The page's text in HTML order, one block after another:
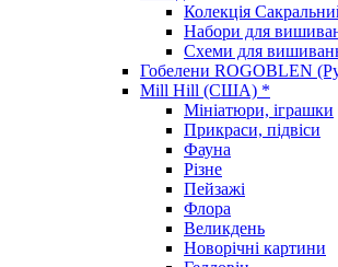
Колекція
Набори для
Схеми для
Гобелени ROGOBLEN
Mill Hill (США) *
Мініатюри, іграшки
Прикраси, підвіси
Фауна
Різне
Пейзажі
Флора
Великдень
Новорічні картини